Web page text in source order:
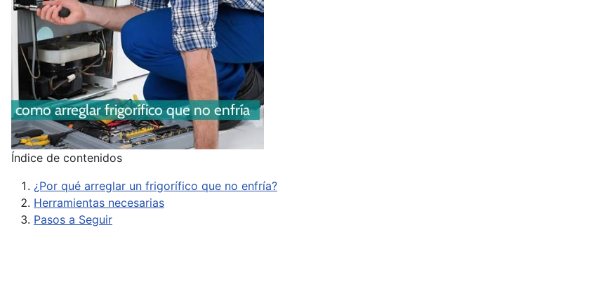
Índice de contenidos
¿Por qué arreglar un frigorífico que no enfría?
Herramientas necesarias
Pasos a Seguir